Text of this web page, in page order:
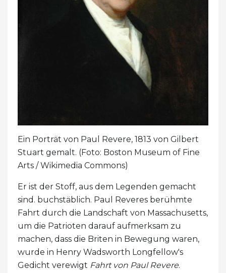
Ein Porträt von Paul Revere, 1813 von Gilbert
Stuart gemalt. (Foto: Boston Museum of Fine
Arts / Wikimedia Commons)
Er ist der Stoff, aus dem Legenden gemacht
sind. buchstäblich. Paul Reveres berühmte
Fahrt durch die Landschaft von Massachusetts,
um die Patrioten darauf aufmerksam zu
machen, dass die Briten in Bewegung waren,
wurde in Henry Wadsworth Longfellow's
Gedicht verewigt Fahrt von Paul Revere.